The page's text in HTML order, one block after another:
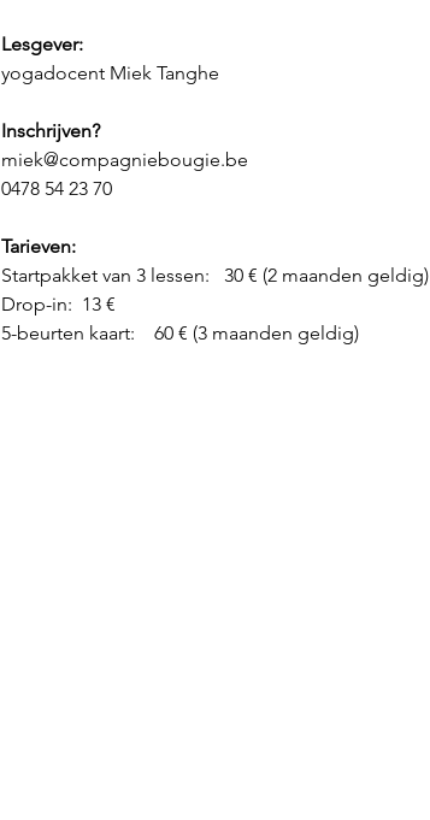
Lesgever:
yogadocent Miek Tanghe
Inschrijven?
miek@compagniebougie.be
0478 54 23 70
Tarieven:
Startpakket van 3 lessen: 30 € (2 maanden geldig)
Drop-in: 13 €
5-beurten kaart: 60 € (3 maanden geldig)